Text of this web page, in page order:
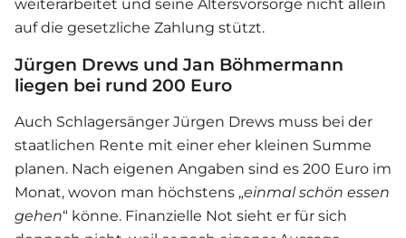
weiterarbeitet und seine Altersvorsorge nicht allein
auf die gesetzliche Zahlung stützt.
Jürgen Drews und Jan Böhmermann
liegen bei rund 200 Euro
Auch Schlagersänger Jürgen Drews muss bei der
staatlichen Rente mit einer eher kleinen Summe
planen. Nach eigenen Angaben sind es 200 Euro im
Monat, wovon man höchstens „einmal schön essen
gehen“ könne. Finanzielle Not sieht er für sich